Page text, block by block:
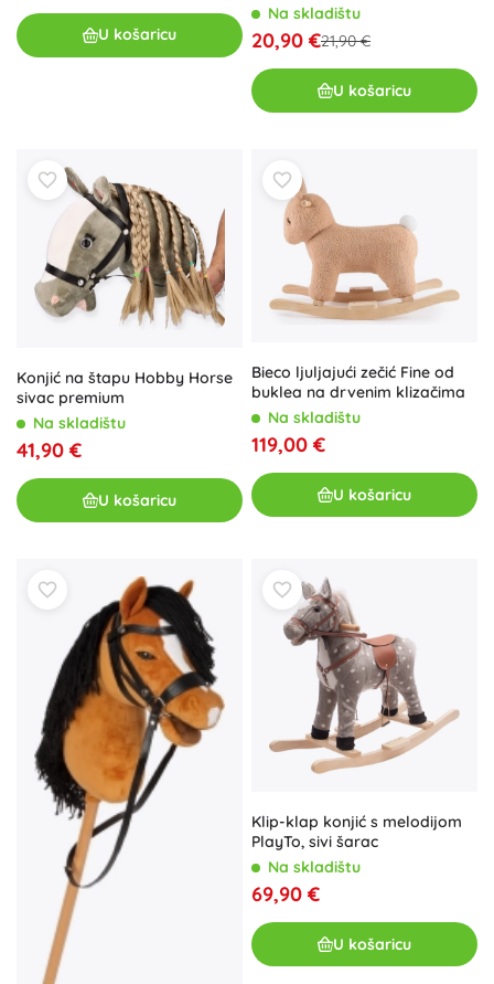
U košaricu
Na skladištu
20,90 €21,90 €
U košaricu
Konjić na štapu Hobby Horse
sivac premium
Na skladištu
41,90 €
U košaricu
Bieco ljuljajući zečić Fine od
buklea na drvenim klizačima
Na skladištu
119,00 €
U košaricu
Klip-klap konjić s melodijom
PlayTo, sivi šarac
Na skladištu
69,90 €
U košaricu